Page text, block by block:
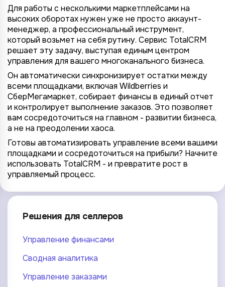
Для работы с несколькими маркетплейсами на
высоких оборотах нужен уже не просто аккаунт-
менеджер, а профессиональный инструмент,
который возьмет на себя рутину. Сервис TotalCRM
решает эту задачу, выступая единым центром
управления для вашего многоканального бизнеса.
Он автоматически синхронизирует остатки между
всеми площадками, включая Wildberries и
СберМегамаркет, собирает финансы в единый отчет
и контролирует выполнение заказов. Это позволяет
вам сосредоточиться на главном - развитии бизнеса,
а не на преодолении хаоса.
Готовы автоматизировать управление всеми вашими
площадками и сосредоточиться на прибыли? Начните
использовать TotalCRM - и превратите рост в
управляемый процесс.
Решения для селлеров
Управление финансами
Сводная аналитика
Управление заказами